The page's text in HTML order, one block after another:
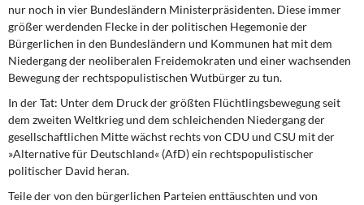
nur noch in vier Bundesländern Ministerpräsidenten. Diese immer
größer werdenden Flecke in der politischen Hegemonie der
Bürgerlichen in den Bundesländern und Kommunen hat mit dem
Niedergang der neoliberalen Freidemokraten und einer wachsenden
Bewegung der rechtspopulistischen Wutbürger zu tun.
In der Tat: Unter dem Druckder größten Flüchtlingsbewegung seit
dem zweiten Weltkrieg und dem schleichenden Niedergang der
gesellschaftlichen Mitte wächst rechts von CDU und CSU mit der
»Alternative für Deutschland« (AfD) ein rechtspopulistischer
politischer David heran.
Teile der von den bürgerlichen Parteien enttäuschten und von